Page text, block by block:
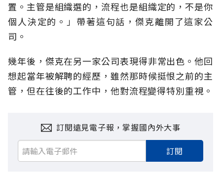
置。主管是組織選的，流程也是組織定的，不是你
個人決定的。」帶著這句話，傑克離開了這家公
司。
幾年後，傑克在另一家公司表現得非常出色。他回
想起當年被解聘的經歷，雖然那時候挺恨之前的主
管，但在往後的工作中，他對流程變得特別重視。
訂閱遠見電子報，掌握國內外大事
訂閱